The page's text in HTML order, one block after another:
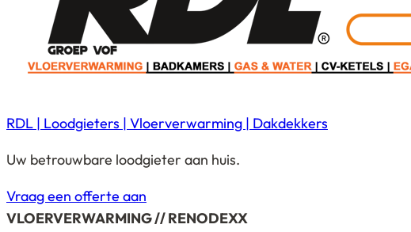
RDL | Loodgieters | Vloerverwarming | Dakdekkers
Uw betrouwbare loodgieter aan huis.
Vraag een offerte aan
VLOERVERWARMING // RENODEXX